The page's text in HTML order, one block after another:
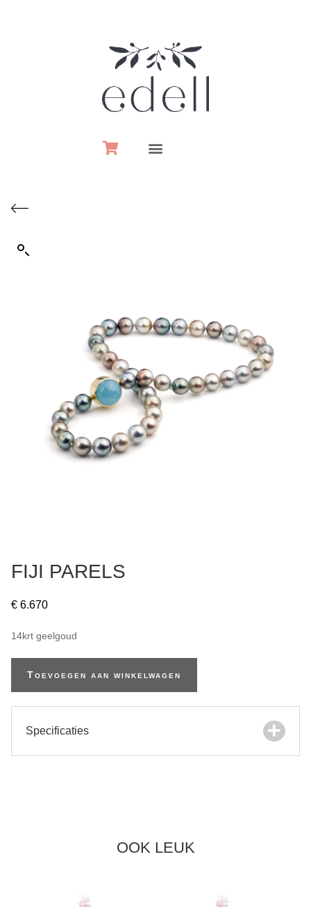
FIJI PARELS
€ 6.670
14krt geelgoud
Toevoegen aan winkelwagen
Specificaties
OOK LEUK